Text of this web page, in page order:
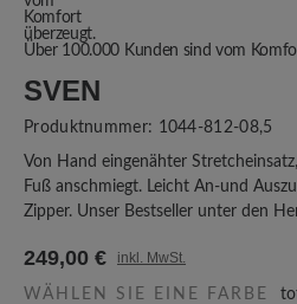
Über 100.000 Kunden sind vom
SVEN
Produktnummer: 1044-812-08,5
Von Hand eingenähter
Fuß anschmiegt. Leicht An-und
Zipper. Unser Bestseller unter den
249,00 € inkl. MwSt.
WÄHLEN SIE EINE FARBE